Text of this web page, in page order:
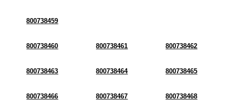
800738459
800738460 800738461 800738462
800738463 800738464 800738465
800738466 800738467 800738468